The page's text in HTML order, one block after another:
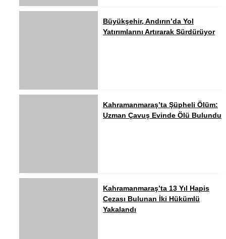
Büyükşehir, Andırın’da Yol
Yatırımlarını Artırarak Sürdürüyor
Kahramanmaraş’ta Şüpheli Ölüm:
Uzman Çavuş Evinde Ölü Bulundu
Kahramanmaraş’ta 13 Yıl Hapis
Cezası Bulunan İki Hükümlü
Yakalandı